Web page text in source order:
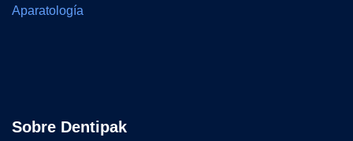
Aparatología
Sobre Dentipak